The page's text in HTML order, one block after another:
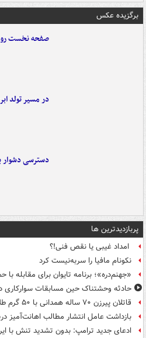
برگزیده عکس
صفحه نخست
در مسیر تولد
دسترسی دشوار
پربازدیدترین ها
امداد غیبی یا نقص فنی!؟
نکونام مافیا را سربه‌نیست کرد
«جهنم‌دره»؛ برنامه تایوان برای مقابله
حادثه وحشتناک حین مسابقات سوارکاری
قاتلان پیرزن ۷۰ ساله همدانی با ۵۰ گرم طلا دستگیر شدند
بازداشت عامل انتشار مطالب اهانت‌آمیز
ادعای جدید ترامپ: بدون تشدید تنش با